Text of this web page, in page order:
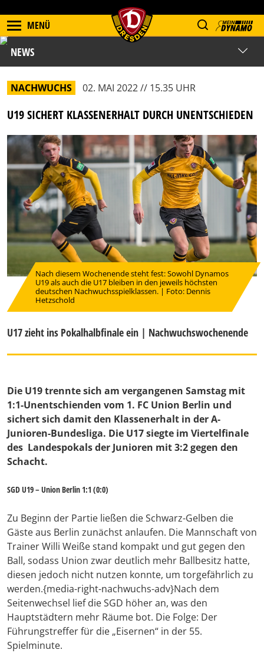
MENÜ
NEWS
NACHWUCHS 02. MAI 2022 // 15.35 UHR
U19 SICHERT KLASSENERHALT DURCH UNENTSCHIEDEN
Nach diesem Wochenende steht fest: Sowohl Dynamos
U19 als auch die U17 bleiben in den jeweils höchsten
deutschen Nachwuchsspielklassen. | Foto: Dennis
Hetzschold
U17 zieht ins Pokalhalbfinale ein | Nachwuchswochenende
Die U19 trennte sich am vergangenen Samstag mit
1:1-Unentschienden vom 1. FC Union Berlin und
sichert sich damit den Klassenerhalt in der A-
Junioren-Bundesliga. Die U17 siegte im Viertelfinale
des Landespokals der Junioren mit 3:2 gegen den
Schacht.
SGD U19 – Union Berlin 1:1 (0:0)
Zu Beginn der Partie ließen die Schwarz-Gelben die
Gäste aus Berlin zunächst anlaufen. Die Mannschaft von
Trainer Willi Weiße stand kompakt und gut gegen den
Ball, sodass Union zwar deutlich mehr Ballbesitz hatte,
diesen jedoch nicht nutzen konnte, um torgefährlich zu
werden.{media-right-nachwuchs-adv}Nach dem
Seitenwechsel lief die SGD höher an, was den
Hauptstädtern mehr Räume bot. Die Folge: Der
Führungstreffer für die „Eisernen“ in der 55.
Spielminute.